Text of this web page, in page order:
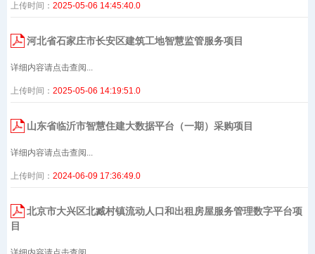
上传时间： 2025-05-06 14:45:40.0
河北省石家庄市长安区建筑工地智慧监管服务项目
详细内容请点击查阅...
上传时间： 2025-05-06 14:19:51.0
山东省临沂市智慧住建大数据平台（一期）采购项目
详细内容请点击查阅...
上传时间： 2024-06-09 17:36:49.0
北京市大兴区北臧村镇流动人口和出租房屋服务管理数字平台项
目